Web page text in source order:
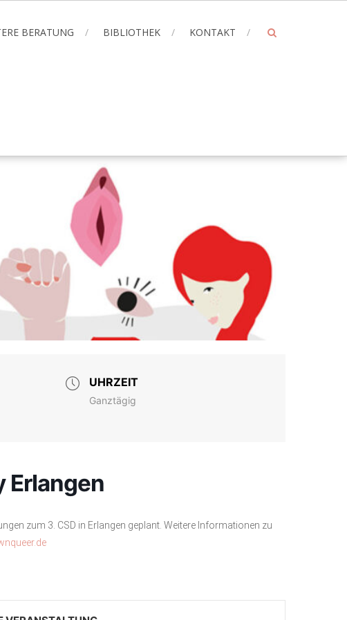
BERATUNG BIBLIOTHEK KONTAKT
UHRZEIT
Ganztägig
Erlangen
zum 3. CSD in Erlangen geplant. Weitere Informationen zu